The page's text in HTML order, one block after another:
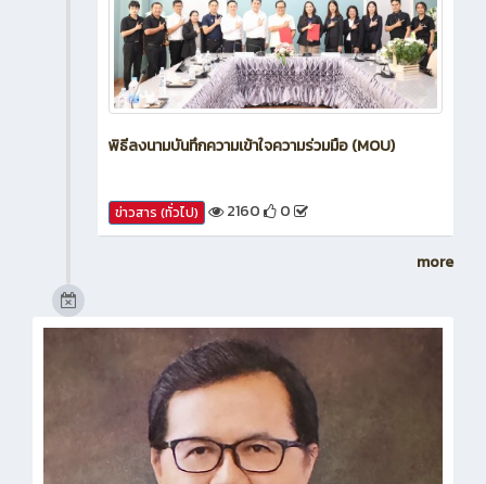
พิธีลงนามบันทึกความเข้าใจความร่วมมือ (MOU)
ข่าวสาร (ทั่วไป) 2160 0
more